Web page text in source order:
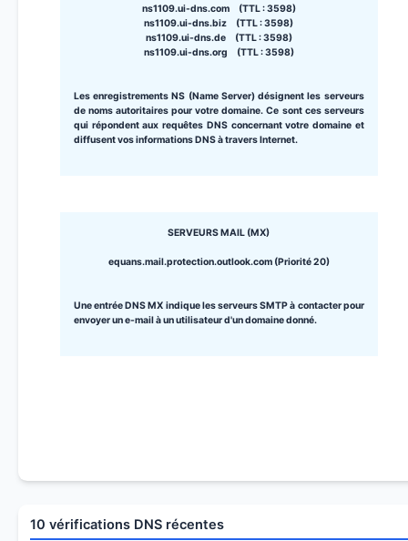
ns1109.ui-dns.com (TTL : 3598)
ns1109.ui-dns.biz (TTL : 3598)
ns1109.ui-dns.de (TTL : 3598)
ns1109.ui-dns.org (TTL : 3598)
Les enregistrements NS (Name Server) désignent les serveurs
de noms autoritaires pour votre domaine. Ce sont ces serveurs
qui répondent aux requêtes DNS concernant votre domaine et
diffusent vos informations DNS à travers Internet.
SERVEURS MAIL (MX)
equans.mail.protection.outlook.com (Priorité 20)
Une entrée DNS MX indique les serveurs SMTP à contacter pour
envoyer un e-mail à un utilisateur d'un domaine donné.
10 vérifications DNS récentes